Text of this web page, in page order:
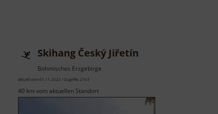
Skihang Český Jiřetín
Böhmisches Erzgebirge
aktuell vom 01.11.2025 / Zugriffe: 2743
40 km vom aktuellen Standort